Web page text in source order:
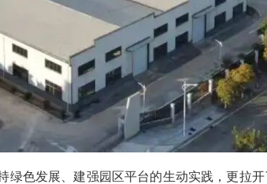
色发展、建强园区平台的生动实践，更拉